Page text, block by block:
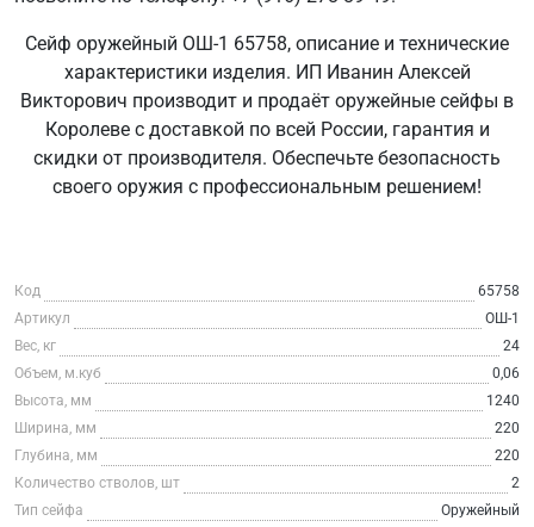
Сейф оружейный ОШ-1 65758, описание и технические
характеристики изделия. ИП Иванин Алексей
Викторович производит и продаёт оружейные сейфы в
Королеве с доставкой по всей России, гарантия и
скидки от производителя. Обеспечьте безопасность
своего оружия с профессиональным решением!
Код
65758
Артикул
ОШ-1
Вес, кг
24
Объем, м.куб
0,06
Высота, мм
1240
Ширина, мм
220
Глубина, мм
220
Количество стволов, шт
2
Тип сейфа
Оружейный